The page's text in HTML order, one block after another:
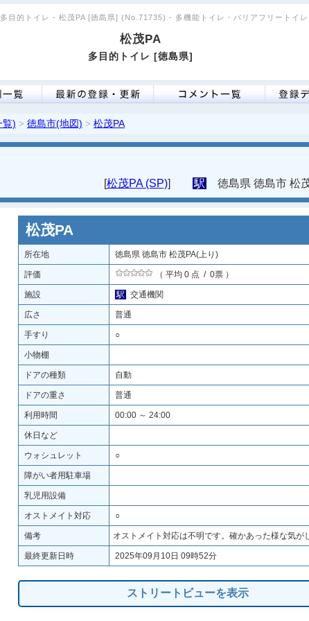
多目的トイレ - 松茂PA [徳島県] (No.71735) - 多機能トイレ・バリアフリートイレ
松茂PA
多目的トイレ [徳島県]
覧) > 徳島市(地図) > 松茂PA
[松茂PA (SP)] 駅 徳島県 徳島市 松
松茂PA
所在地 徳島県 徳島市 松茂PA(上り)
評価 （ 平均 0 点 / 0票 ）
施設 駅 交通機関
広さ 普通
手すり ○
小物棚
ドアの種類 自動
ドアの重さ 普通
利用時間 00:00 ～ 24:00
休日など
ウォシュレット ○
障がい者用駐車場
乳児用設備
オストメイト対応 ○
備考 オストメイト対応は不明です。確かあった様な気
最終更新日時 2025年09月10日 09時52分
ストリートビューを表示